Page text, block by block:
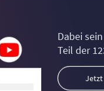
Dabei
Teil der
Jetzt